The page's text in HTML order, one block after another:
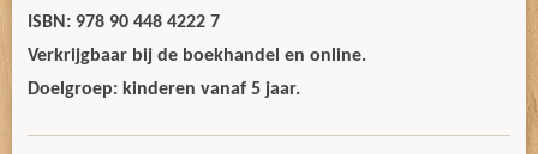
ISBN: 978 90 448 4222 7
Verkrijgbaar bij de boekhandel en online.
Doelgroep: kinderen vanaf 5 jaar.